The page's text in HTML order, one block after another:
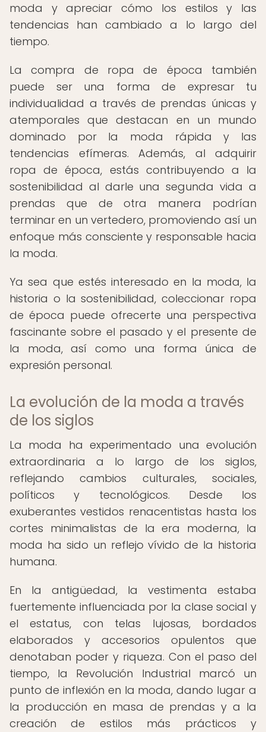
moda y apreciar cómo los estilos y las
tendencias han cambiado a lo largo del
tiempo.
La compra de ropa de época también
puede ser una forma de expresar tu
individualidad a través de prendas únicas y
atemporales que destacan en un mundo
dominado por la moda rápida y las
tendencias efímeras. Además, al adquirir
ropa de época, estás contribuyendo a la
sostenibilidad al darle una segunda vida a
prendas que de otra manera podrían
terminar en un vertedero, promoviendo así un
enfoque más consciente y responsable hacia
la moda.
Ya sea que estés interesado en la moda, la
historia o la sostenibilidad, coleccionar ropa
de época puede ofrecerte una perspectiva
fascinante sobre el pasado y el presente de
la moda, así como una forma única de
expresión personal.
La evolución de la moda a través
de los siglos
La moda ha experimentado una evolución
extraordinaria a lo largo de los siglos,
reflejando cambios culturales, sociales,
políticos y tecnológicos. Desde los
exuberantes vestidos renacentistas hasta los
cortes minimalistas de la era moderna, la
moda ha sido un reflejo vívido de la historia
humana.
En la antigüedad, la vestimenta estaba
fuertemente influenciada por la clase social y
el estatus, con telas lujosas, bordados
elaborados y accesorios opulentos que
denotaban poder y riqueza. Con el paso del
tiempo, la Revolución Industrial marcó un
punto de inflexión en la moda, dando lugar a
la producción en masa de prendas y a la
creación de estilos más prácticos y